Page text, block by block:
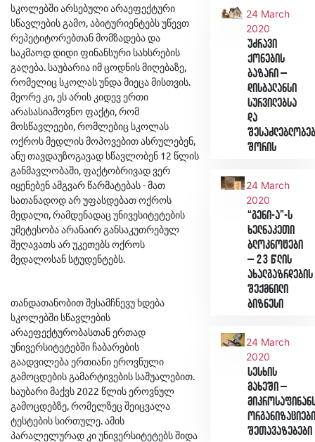
სკოლებში არსებული არაეფექტური
სწავლების გამო, აბიტურიენტებს უწევთ
რეპეტიტორებთან მომზადება და
საკმაოდ დიდი ფინანსური სახსრების
გაღება. საუბარია იმ ცოდნის მიღებაზე,
რომელიც სკოლას უნდა მიეცა მისთვის.
მეორე კი, ეს არის კიდევ ერთი
არასასიამოვნო ფაქტი, რომ
მოსწავლეები, რომლებიც სკოლას
ოქროს მედლის მოპოვებით ასრულებენ,
ანუ თავდაუზოგავად სწავლობენ 12 წლის
განმავლობაში, ფაქტობრივად ვერ
იყენებენ ამგვარ წარმატებას - მათ
სათანადოდ არ უფასდებათ ოქროს
მედალი, რამდენადაც უნივესიტეტების
უმეტესობა არანაირ განსაკუთრებულ
შეღავათს არ უკეთებს ოქროს
მედალოსან სტუდენტებს.
თანდათანობით შესამჩნევუ ხდება
სკოლებში სწავლების
არაეფექტურობასთან ერთად
უნივერსიტეტებში ჩაბარების
გაადვილება ერთიანი ეროვნული
გამოცდების გამარტივების საშუალებით.
საუბარი მაქვს 2022 წლის ეროვნულ
გამოცდებზე, რომელზეც შეიცვალა
ტესტების სირთულე. ამის
პარალელურად კი უნივერსიტეტებს შიდა
24 March
2020
უძრავი
ქონების
ბაზარი –
დისბალანსი
სურვილებსა
და
შორის
24 March
2020
“გენი-ა”-ს
ხელნაკეთი
ბლოკნოტები
– 23 წლის
ახალგაზრდების
შექმნილი
ბიზნესი
24 March
2020
სესხის
მახეში –
შეთავაზებები